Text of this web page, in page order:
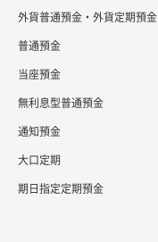
外貨普通預金・外貨定期預金
普通預金
当座預金
無利息型普通預金
通知預金
大口定期
期日指定定期預金